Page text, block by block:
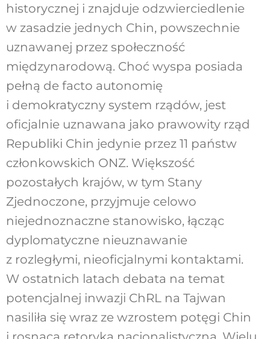
historycznej i znajduje odzwierciedlenie
w zasadzie jednych Chin, powszechnie
uznawanej przez społeczność
międzynarodową. Choć wyspa posiada
pełną de facto autonomię
i demokratyczny system rządów, jest
oficjalnie uznawana jako prawowity rząd
Republiki Chin jedynie przez 11 państw
członkowskich ONZ. Większość
pozostałych krajów, w tym Stany
Zjednoczone, przyjmuje celowo
niejednoznaczne stanowisko, łącząc
dyplomatyczne nieuznawanie
z rozległymi, nieoficjalnymi kontaktami.
W ostatnich latach debata na temat
potencjalnej inwazji ChRL na Tajwan
nasiliła się wraz ze wzrostem potęgi Chin